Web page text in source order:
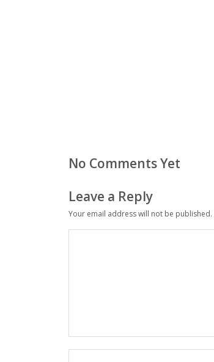
No Comments Yet
Leave a Reply
Your email address will not be published.